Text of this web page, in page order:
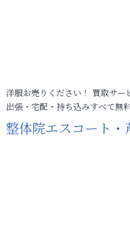
洋服お売りください！ 買取サー
出張・宅配・持ち込みすべて無
整体院エスコート・